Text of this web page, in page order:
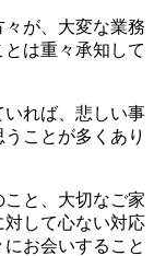
が、大変な業務
は重々承知して
れば、悲しい事
ことが多くあり
と、大切なご家
して心ない対応
お会いすること